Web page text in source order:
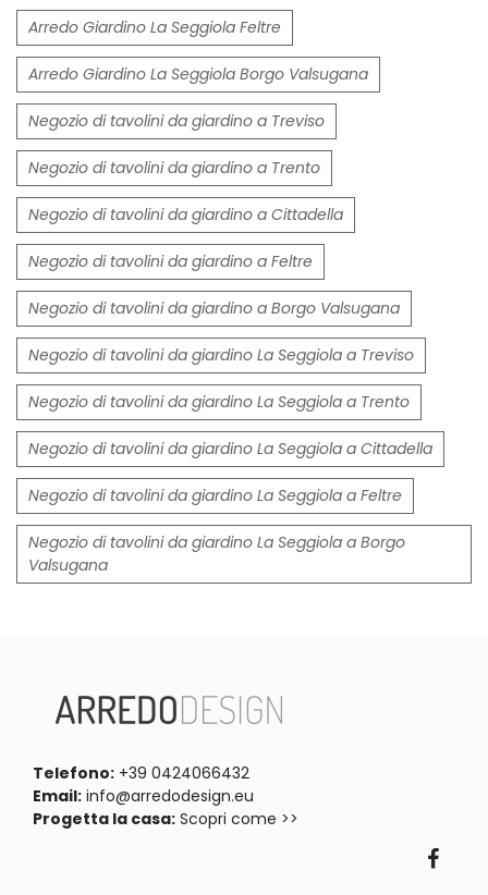
Arredo Giardino La Seggiola Feltre
Arredo Giardino La Seggiola Borgo Valsugana
Negozio di tavolini da giardino a Treviso
Negozio di tavolini da giardino a Trento
Negozio di tavolini da giardino a Cittadella
Negozio di tavolini da giardino a Feltre
Negozio di tavolini da giardino a Borgo Valsugana
Negozio di tavolini da giardino La Seggiola a Treviso
Negozio di tavolini da giardino La Seggiola a Trento
Negozio di tavolini da giardino La Seggiola a Cittadella
Negozio di tavolini da giardino La Seggiola a Feltre
Negozio di tavolini da giardino La Seggiola a Borgo
Valsugana
Telefono: +39 0424066432
Email: info@arredodesign.eu
Progetta la casa: Scopri come >>